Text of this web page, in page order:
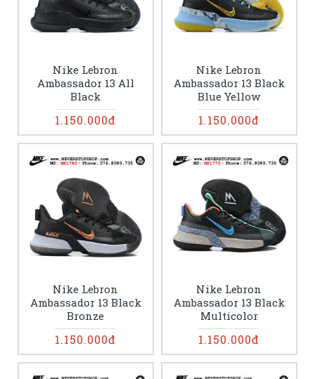
Nike Lebron
Ambassador 13 All
Black
1.150.000đ
Nike Lebron
Ambassador 13 Black
Blue Yellow
1.150.000đ
Nike Lebron
Ambassador 13 Black
Bronze
1.150.000đ
Nike Lebron
Ambassador 13 Black
Multicolor
1.150.000đ